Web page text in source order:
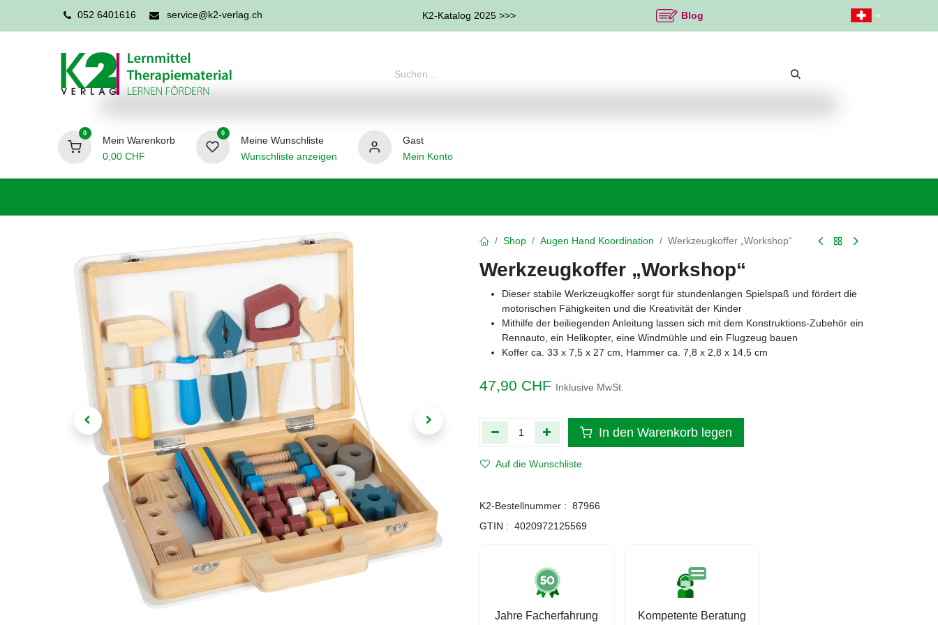
052 6401616 service@k2-verlag.ch K2-Katalog 2025 >>> Blog
0
Mein Warenkorb
0,00CHF
0
Meine Wunschliste
Wunschliste anzeigen
Gast
Mein Konto
Shop Augen Hand Koordination Werkzeugkoffer „Workshop“
Werkzeugkoffer „Workshop“
Dieser stabile Werkzeugkoffer sorgt für stundenlangen Spielspaß und fördert die
motorischen Fähigkeiten und die Kreativität der Kinder
Mithilfe der beiliegenden Anleitung lassen sich mit dem Konstruktions-Zubehör ein
Rennauto, ein Helikopter, eine Windmühle und ein Flugzeug bauen
Koffer ca. 33 x 7,5 x 27 cm, Hammer ca. 7,8 x 2,8 x 14,5 cm
47,90 CHF Inklusive MwSt.
In den Warenkorb legen
Auf die Wunschliste
K2-Bestellnummer : 87966
GTIN : 4020972125569
Jahre Facherfahrung Kompetente Beratung